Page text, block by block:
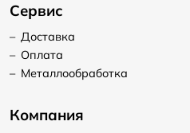
Сервис
– Доставка
– Оплата
– Металлообработка
Компания